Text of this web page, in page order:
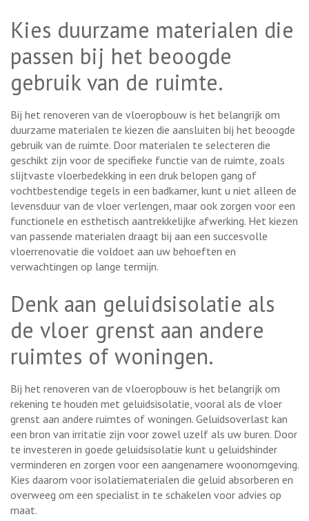
Kies duurzame materialen die
passen bij het beoogde
gebruik van de ruimte.
Bij het renoveren van de vloeropbouw is het belangrijk om
duurzame materialen te kiezen die aansluiten bij het beoogde
gebruik van de ruimte. Door materialen te selecteren die
geschikt zijn voor de specifieke functie van de ruimte, zoals
slijtvaste vloerbedekking in een druk belopen gang of
vochtbestendige tegels in een badkamer, kunt u niet alleen de
levensduur van de vloer verlengen, maar ook zorgen voor een
functionele en esthetisch aantrekkelijke afwerking. Het kiezen
van passende materialen draagt bij aan een succesvolle
vloerrenovatie die voldoet aan uw behoeften en
verwachtingen op lange termijn.
Denk aan geluidsisolatie als
de vloer grenst aan andere
ruimtes of woningen.
Bij het renoveren van de vloeropbouw is het belangrijk om
rekening te houden met geluidsisolatie, vooral als de vloer
grenst aan andere ruimtes of woningen. Geluidsoverlast kan
een bron van irritatie zijn voor zowel uzelf als uw buren. Door
te investeren in goede geluidsisolatie kunt u geluidshinder
verminderen en zorgen voor een aangenamere woonomgeving.
Kies daarom voor isolatiematerialen die geluid absorberen en
overweeg om een specialist in te schakelen voor advies op
maat.